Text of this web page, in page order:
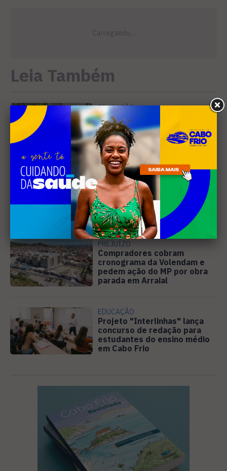
Leia Também
EDUCAÇÃO
Justiça determina que
Prefeitura de Cabo Frio
pague horas extras a
professores
MÚSICA
Banda cabo-friense
Spectrummm apresenta
músicas inéditas no Diveneta
Moto Fest neste sábado (8)
PREJUÍZO
Compradores cobram
cronograma da Volendam e
pedem ação do MP por obra
parada em Arraial
EDUCAÇÃO
Projeto "Interlinhas" lança
concurso de redação para
estudantes do ensino médio
em Cabo Frio